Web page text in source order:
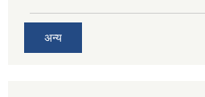
अन्य